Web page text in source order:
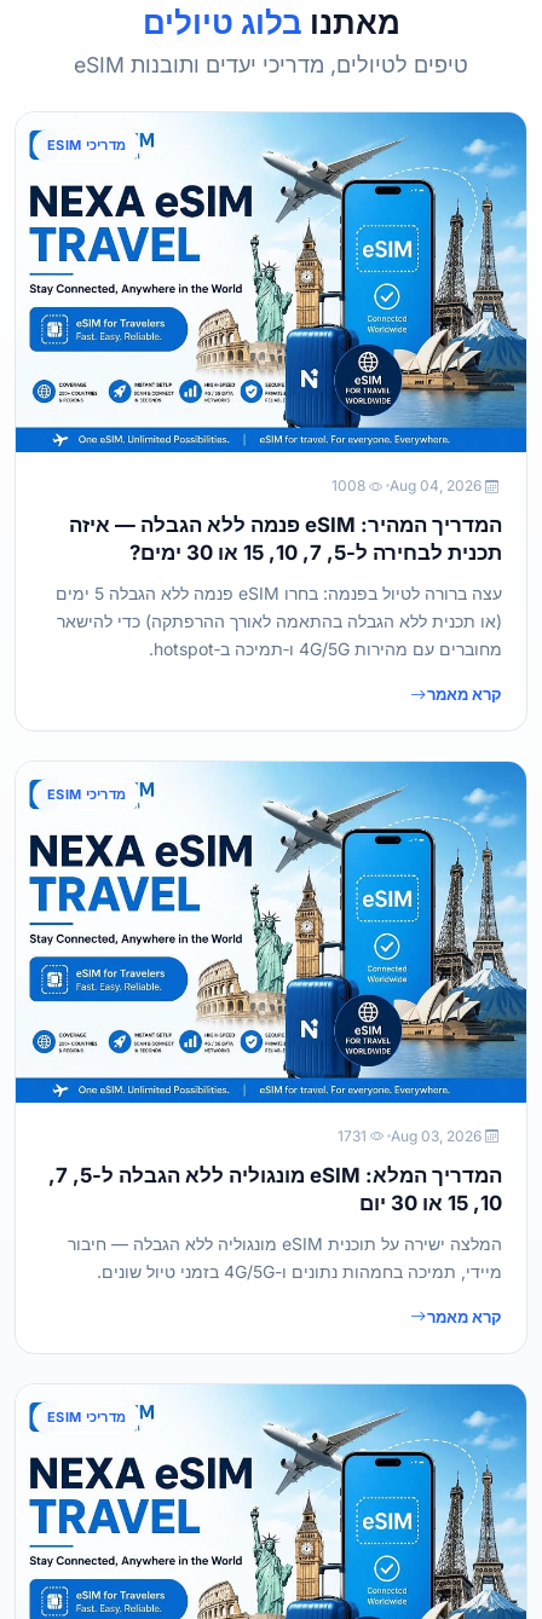
מאתנו בלוג טיולים
טיפים לטיולים, מדריכי יעדים ותובנות eSIM
מדריכי ESIM
המדריך המהיר: eSIM פנמה ללא הגבלה — איזה
תכנית לבחירה ל-5, 7, 10, 15 או 30 ימים?
עצה ברורה לטיול בפנמה: בחרו eSIM פנמה ללא הגבלה 5 ימים
(או תכנית ללא הגבלה בהתאמה לאורך ההרפתקה) כדי להישאר
מחוברים עם מהירות 4G/5G ו‑תמיכה ב‑hotspot.
קרא מאמר
מדריכי ESIM
המדריך המלא: eSIM מונגוליה ללא הגבלה ל-5, 7,
10, 15 או 30 יום
המלצה ישירה על תוכנית eSIM מונגוליה ללא הגבלה — חיבור
מיידי, תמיכה בחמהות נתונים ו-4G/5G בזמני טיול שונים.
קרא מאמר
מדריכי ESIM